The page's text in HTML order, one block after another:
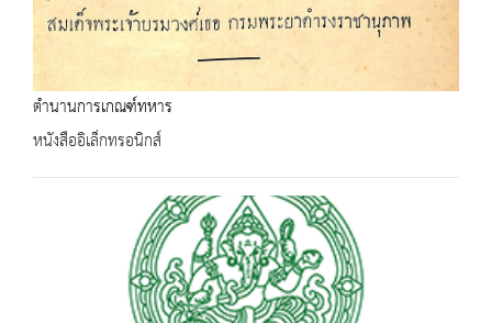
ตำนานการเกณฑ์ทหาร
หนังสืออิเล็กทรอนิกส์